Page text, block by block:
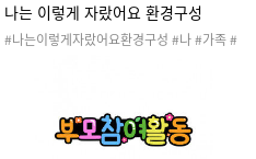
나는 이렇게 자랐어요 환경구성
#나는이렇게자랐어요환경구성 #나 #가족 #
가족1 #20260503가족1환경구성